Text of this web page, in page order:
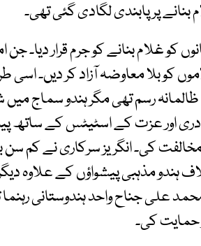
بنانے پر پابندی لگادی گئی تھی۔
غلام بنانے کو جرم قرار دیا۔ جن
کو بلا معاوضہ آزاد کر دیں۔
رسم تھی مگر ہندو سماج میں
اور عزت کے اسٹیٹس کے ساتھ
کی۔ انگریز سرکاری نے کم
ہندو مذہبی پیشواؤں کے علاوہ
علی جناح واحد ہندوستانی
حمایت کی۔